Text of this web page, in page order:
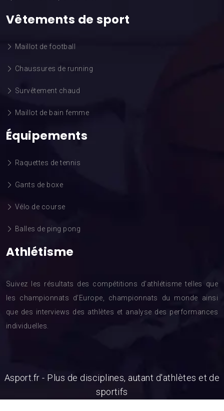
Vêtements de sport
Maillot de football
Chaussures de running
Survêtement chaud
Maillot de bain femme
Équipements
Raquettes de tennis
Gants de boxe
Vélo de course
Balles de ping pong
Athlétisme
Suivez les résultats des compétitions d’athlétisme telles que
les championnats d’Europe, championnats du monde ainsi
que des interviews des athlètes et analyse des performances
individuelles.
Asport.fr - Plus de disciplines, autant d'athlètes et de
sportifs